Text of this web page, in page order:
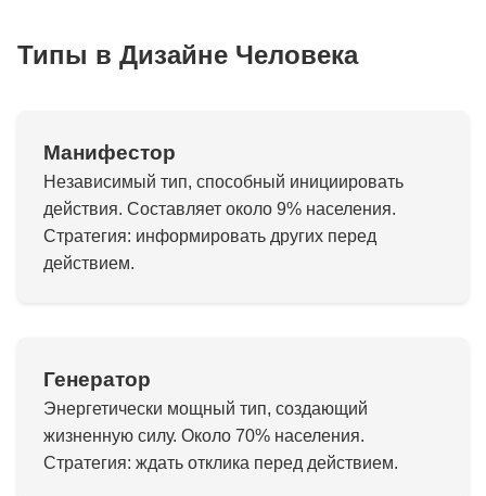
Типы в Дизайне Человека
Манифестор
Независимый тип, способный инициировать
действия. Составляет около 9% населения.
Стратегия: информировать других перед
действием.
Генератор
Энергетически мощный тип, создающий
жизненную силу. Около 70% населения.
Стратегия: ждать отклика перед действием.